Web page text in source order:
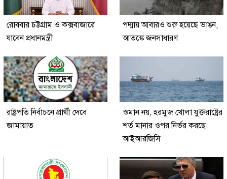
রোববার চট্টগ্রাম ও কক্সবাজারে
যাবেন প্রধানমন্ত্রী
পদ্মায় আবারও শুরু হয়েছে ভাঙন,
আতঙ্কে জনসাধারণ
রাষ্ট্রপতি নির্বাচনে প্রার্থী দেবে
জামায়াত
ওমান নয়, হরমুজ খোলা যুক্তরাষ্ট্রের
শর্ত মানার ওপর নির্ভর করছে:
আইআরজিসি